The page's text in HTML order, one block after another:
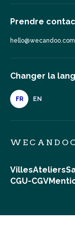
Prendre
hello@wecandoo.com
Changer la
FR EN
VillesAteliers
CGU-CGV